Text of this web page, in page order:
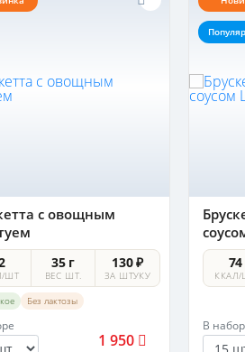
с овощным
ШТ
35 г
ВЕС ШТ.
130 ₽
ЗА ШТУКУ
Без лактозы
1 950
74
В